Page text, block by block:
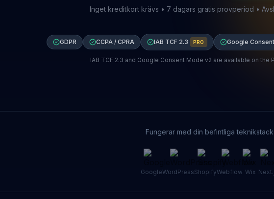
Inget kreditkort krävs • 7 dagars gratis provperiod •
GDPR CCPA / CPRA IAB TCF 2.3 PRO Google
IAB TCF 2.3 and Google Consent Mode v2 are available on the
Fungerar med din befintliga teknikstack
GoogleWordPressShopifyWebflow Wix